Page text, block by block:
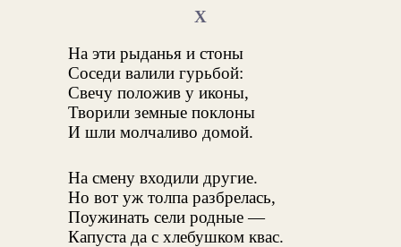
X
На эти рыданья и стоны
Соседи валили гурьбой:
Свечу положив у иконы,
Творили земные поклоны
И шли молчаливо домой.
На смену входили другие.
Но вот уж толпа разбрелась,
Поужинать сели родные —
Капуста да с хлебушком квас.